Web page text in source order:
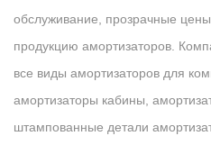
обслуживание, прозрачные
продукцию амортизаторов.
все виды амортизаторов для
амортизаторы кабины,
штампованные детали